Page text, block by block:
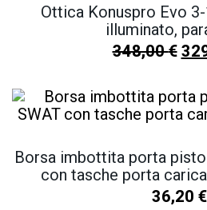
Ottica Konuspro Evo
illuminato,
348,00€
Borsa imbottita porta
con tasche porta
36,20 €